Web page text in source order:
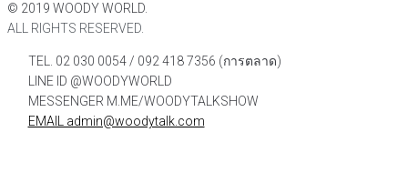
© 2019 WOODY WORLD.
ALL RIGHTS RESERVED.
TEL. 02 030 0054 / 092 418 7356 (การตลาด)
LINE ID @WOODYWORLD
MESSENGER M.ME/WOODYTALKSHOW
EMAIL admin@woodytalk.com